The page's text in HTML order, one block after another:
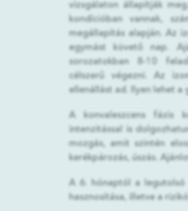
vizsgálaton állapítják
kondícióban vannak,
megállapítás alapján. Az
egymást követő nap.
sorozatokban 8-10
célszerű végezni. Az
ellenállást ad. Ilyen lehet a
A konvaleszcens fázis
intenzitással is
mozgás, amit szintén
kerékpározás, úszás.
A 6. hónaptól a legutolsó
hasznosítása, illetve a